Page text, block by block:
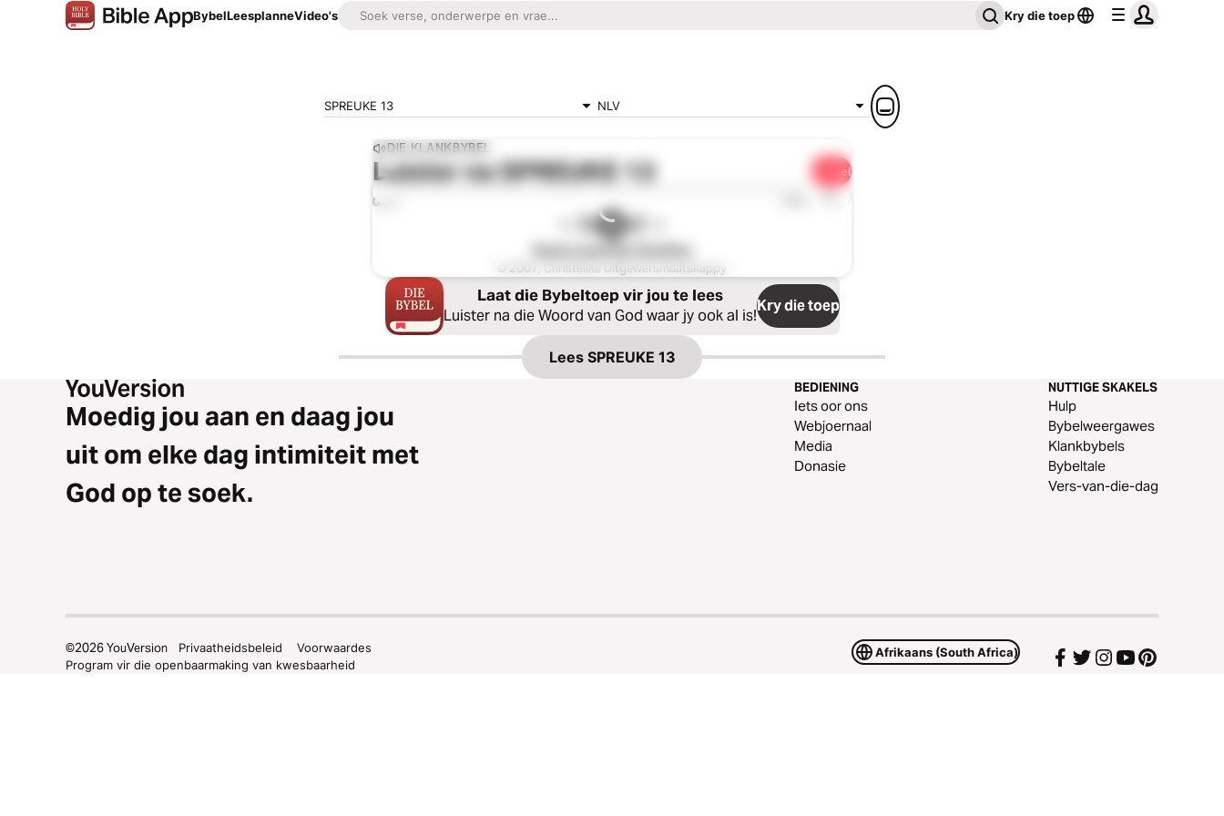
BybelLeesplanneVideo's Kry die toep
SPREUKE 13 NLV
DIE KLANKBYBEL
Luister naSPREUKE 13 Deel
0:00 1 x
Nuwe Lewende Vertaling
© 2007, Christelike Uitgewersmaatskappy
Laat die Bybeltoep vir jou te lees
Luister na die Woord van God waar jy ook al is!Kry die toep
Lees SPREUKE 13
Moedig jou aan en daag jou
uit om elke dag intimiteit met
God op te soek.
BEDIENING
Iets oor ons
Webjoernaal
Media
Donasie
NUTTIGE SKAKELS
Hulp
Bybelweergawes
Klankbybels
Bybeltale
Vers-van-die-dag
Afrikaans (South Africa)
©2026YouVersion Privaatheidsbeleid
Voorwaardes
Program vir die openbaarmaking van kwesbaarheid